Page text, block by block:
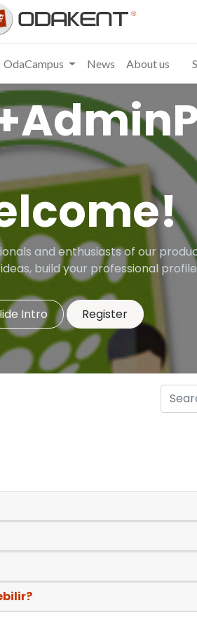
OdaCampus News About us
and enthusiasts of our
build your professional
Intro Register